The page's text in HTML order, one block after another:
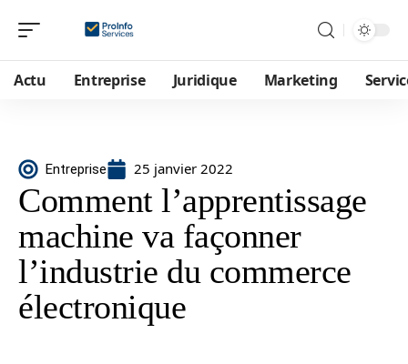
Actu Entreprise Juridique Marketing
Entreprise 25 janvier 2022
Comment l’apprentissage
machine va façonner
l’industrie du commerce
électronique